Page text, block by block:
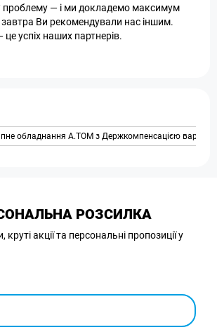
проблему — і ми докладемо максимум
Ви рекомендували нас іншим.
успіх наших партнерів.
обладнання А.ТОМ з Держкомпенсацією
РОЗСИЛКА
круті акції та персональні пропозиції у